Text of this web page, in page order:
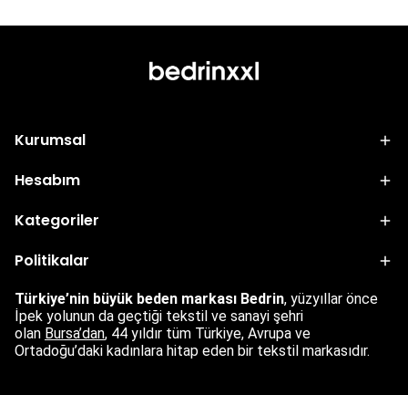
arası kadınlar için
uygun kalıp uzmanlığı,
felsefesi.
takım ve dış giyim
kurtaracak kumaş
Kurumsal
Hesabım
Kategoriler
Politikalar
Türkiye’nin büyük beden markası Bedrin, yüzyıllar önce
İpek yolunun da geçtiği tekstil ve sanayi şehri
olan Bursa’dan, 44 yıldır tüm Türkiye, Avrupa ve
Ortadoğu’daki kadınlara hitap eden bir tekstil markasıdır.